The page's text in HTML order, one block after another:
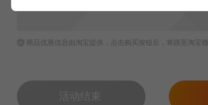
商品优惠信息由淘宝提供，点击购买按钮后，将跳至淘宝
活动结束